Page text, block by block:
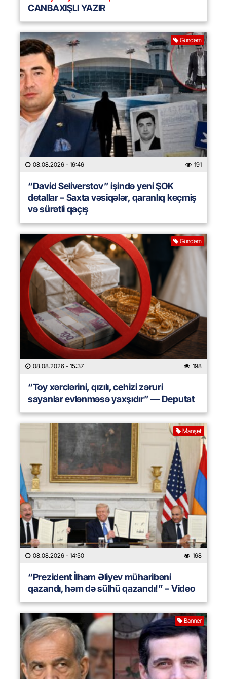
CANBAXIŞLI YAZIR
Gündəm
08.08.2026 - 16:46 191
“David Seliverstov” işində yeni ŞOK
detallar – Saxta vəsiqələr, qaranlıq keçmiş
və sürətli qaçış
Gündəm
08.08.2026 - 15:37 198
“Toy xərclərini, qızılı, cehizi zəruri
sayanlar evlənməsə yaxşıdır” — Deputat
Manşet
08.08.2026 - 14:50 168
“Prezident İlham Əliyev müharibəni
qazandı, həm də sülhü qazandı!” – Video
Banner